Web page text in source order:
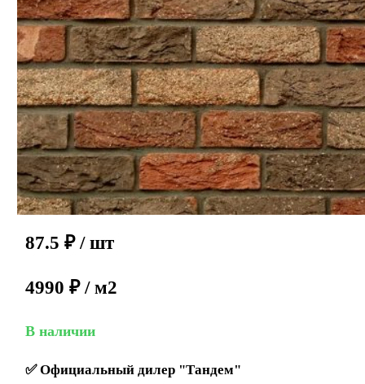
87.5 ₽ / шт
4990 ₽ / м2
В наличии
✅Официальный дилер "Тандем"